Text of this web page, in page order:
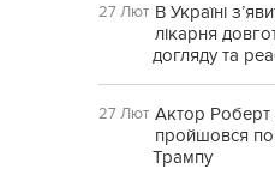
27 Лют В Україні
лікарня
догляду та
27 Лют Актор
пройшовся
Трампу